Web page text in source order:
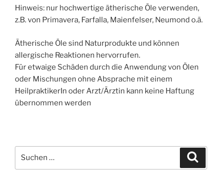
Hinweis: nur hochwertige ätherische Öle verwenden,
z.B. von Primavera, Farfalla, Maienfelser, Neumond o.ä.
Ätherische Öle sind Naturprodukte und können
allergische Reaktionen hervorrufen.
Für etwaige Schäden durch die Anwendung von Ölen
oder Mischungen ohne Absprache mit einem
HeilpraktikerIn oder Arzt/Ärztin kann keine Haftung
übernommen werden
nach: